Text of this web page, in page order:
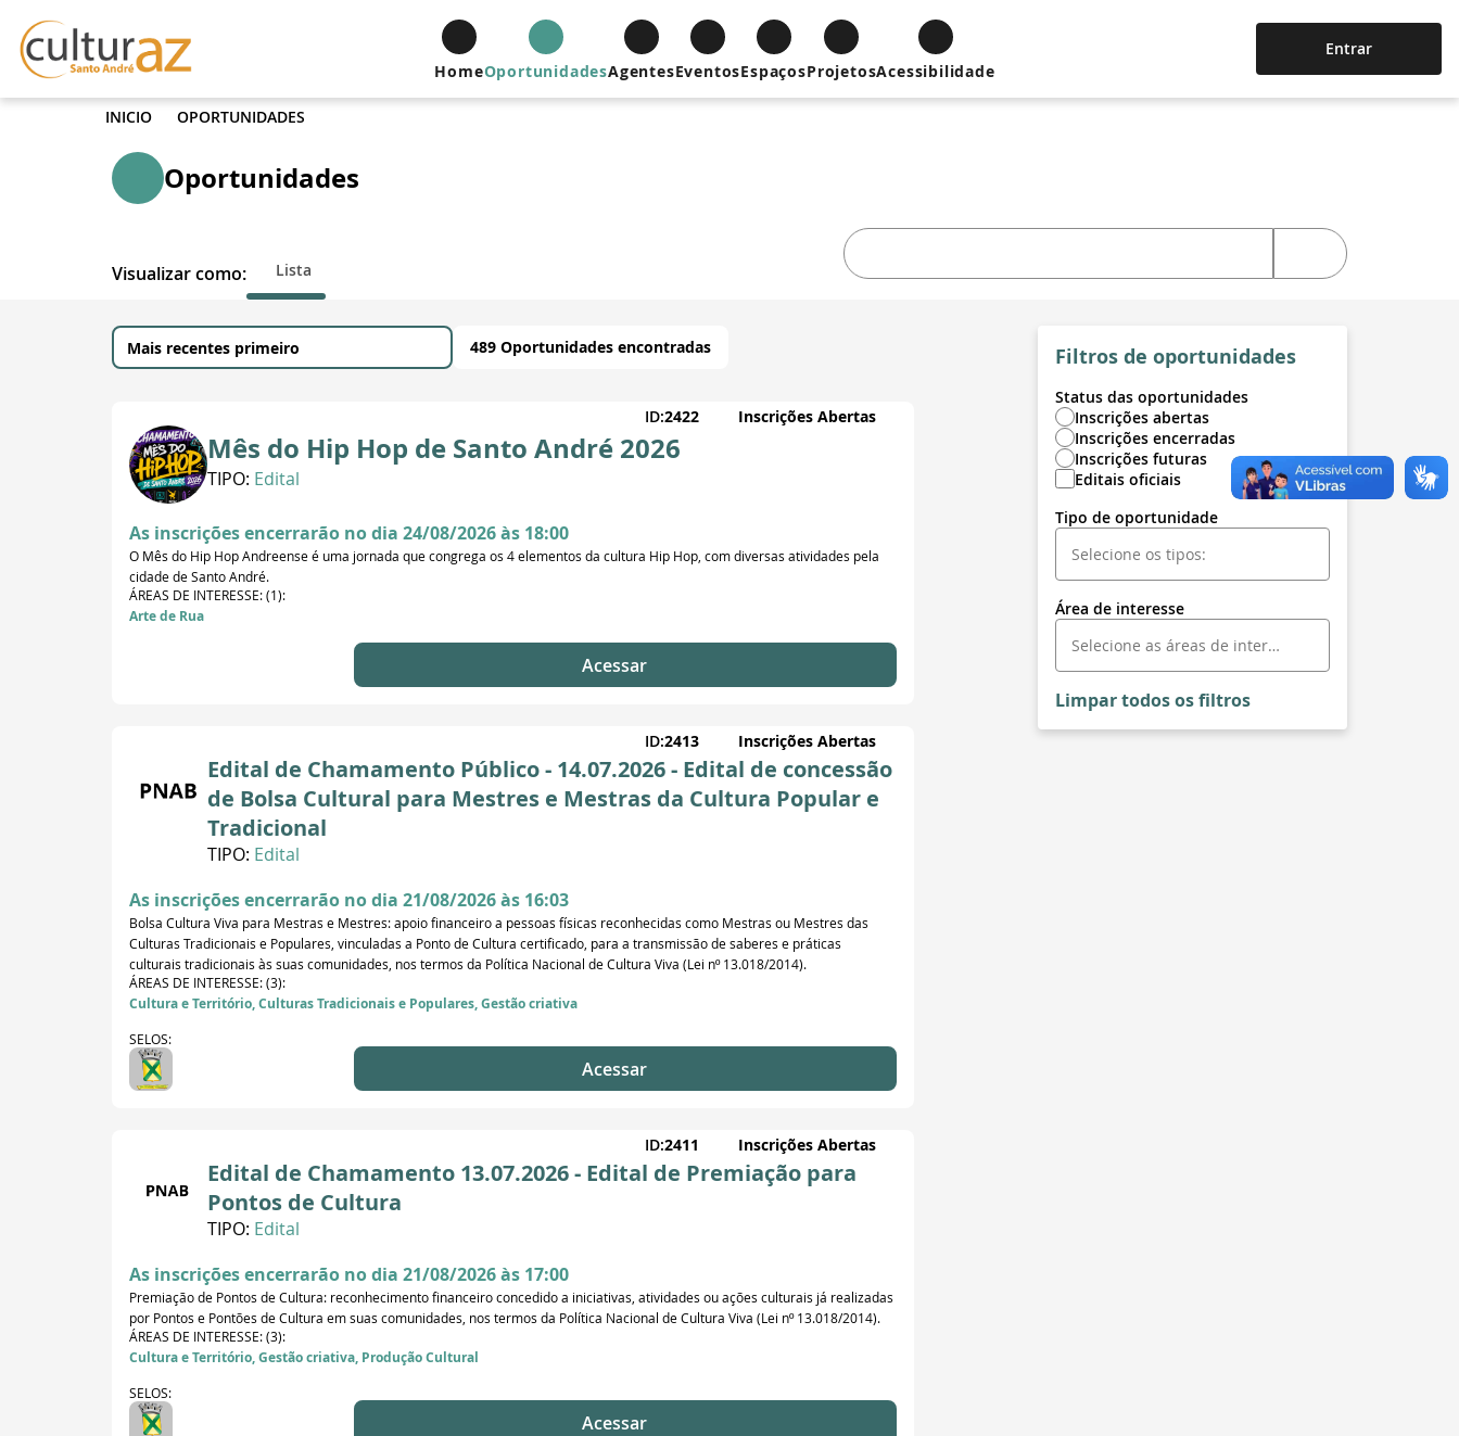
HomeOportunidadesAgentesEventosEspaçosProjetosAcessibilidade
Entrar
INICIO OPORTUNIDADES
Oportunidades
Visualizar como: Lista
Filtros de oportunidades
Status das oportunidades
Inscrições abertas
Inscrições encerradas
Inscrições futuras
Editais oficiais
Tipo de oportunidade
Área de interesse
Limpar todos os filtros
489 Oportunidades encontradas
Mês do Hip Hop de Santo André 2026
TIPO: Edital
ID:2422 Inscrições Abertas
As inscrições encerrarão no dia 24/08/2026 às 18:00
O Mês do Hip Hop Andreense é uma jornada que congrega os 4 elementos da cultura Hip Hop, com diversas atividades pela
cidade de Santo André.
ÁREAS DE INTERESSE: (1):
Arte de Rua
Acessar
Edital de Chamamento Público - 14.07.2026 - Edital de concessão
de Bolsa Cultural para Mestres e Mestras da Cultura Popular e
Tradicional
TIPO: Edital
ID:2413 Inscrições Abertas
As inscrições encerrarão no dia 21/08/2026 às 16:03
Bolsa Cultura Viva para Mestras e Mestres: apoio financeiro a pessoas físicas reconhecidas como Mestras ou Mestres das
Culturas Tradicionais e Populares, vinculadas a Ponto de Cultura certificado, para a transmissão de saberes e práticas
culturais tradicionais às suas comunidades, nos termos da Política Nacional de Cultura Viva (Lei nº 13.018/2014).
ÁREAS DE INTERESSE: (3):
Cultura e Território, Culturas Tradicionais e Populares, Gestão criativa
SELOS:
Acessar
Edital de Chamamento 13.07.2026 - Edital de Premiação para
Pontos de Cultura
TIPO: Edital
ID:2411 Inscrições Abertas
As inscrições encerrarão no dia 21/08/2026 às 17:00
Premiação de Pontos de Cultura: reconhecimento financeiro concedido a iniciativas, atividades ou ações culturais já realizadas
por Pontos e Pontões de Cultura em suas comunidades, nos termos da Política Nacional de Cultura Viva (Lei nº 13.018/2014).
ÁREAS DE INTERESSE: (3):
Cultura e Território, Gestão criativa, Produção Cultural
SELOS:
Acessar